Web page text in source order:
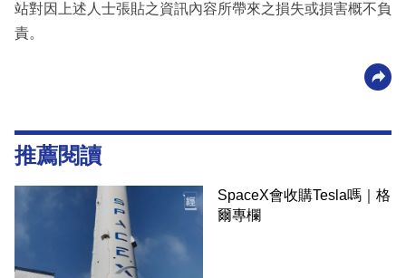
站對因上述人士張貼之資訊內容所帶來之損失或損害概不負
責。
推薦閱讀
SpaceX會收購Tesla嗎｜格
爾專欄